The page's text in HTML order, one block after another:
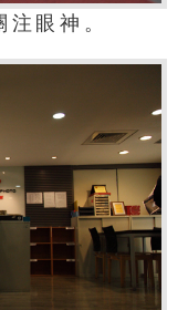
眼神。